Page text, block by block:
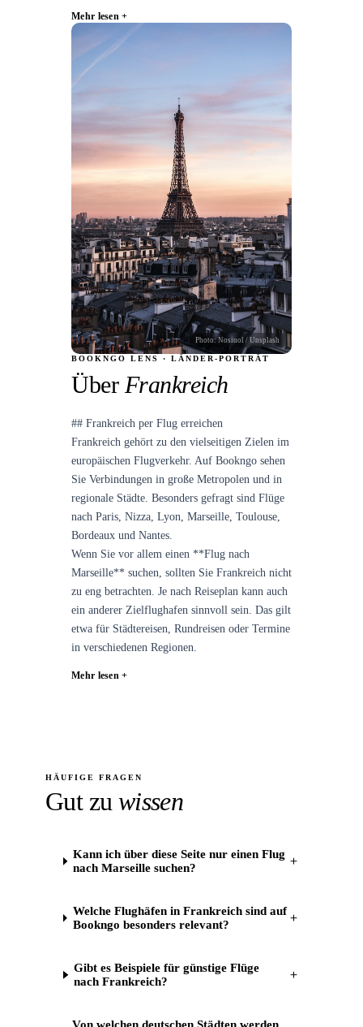
Mehr lesen +
Photo:Nosiuol / Unsplash
BOOKNGO LENS · LÄNDER-PORTRÄT
Über Frankreich
## Frankreich per Flug erreichen
Frankreich gehört zu den vielseitigen Zielen im
europäischen Flugverkehr. Auf Bookngo sehen
Sie Verbindungen in große Metropolen und in
regionale Städte. Besonders gefragt sind Flüge
nach Paris, Nizza, Lyon, Marseille, Toulouse,
Bordeaux und Nantes.
Wenn Sie vor allem einen **Flug nach
Marseille** suchen, sollten Sie Frankreich nicht
zu eng betrachten. Je nach Reiseplan kann auch
ein anderer Zielflughafen sinnvoll sein. Das gilt
etwa für Städtereisen, Rundreisen oder Termine
in verschiedenen Regionen.
Mehr lesen +
HÄUFIGE FRAGEN
Gut zu wissen
Kann ich über diese Seite nur einen Flug
nach Marseille suchen?
＋
Welche Flughäfen in Frankreich sind auf
Bookngo besonders relevant?
＋
Gibt es Beispiele für günstige Flüge
nach Frankreich?
＋
Von welchen deutschen Städten werden